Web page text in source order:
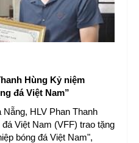
Hùng Kỷ niệm
đá Việt Nam”
HLV Phan Thanh
Việt Nam (VFF) trao tặng
bóng đá Việt Nam",